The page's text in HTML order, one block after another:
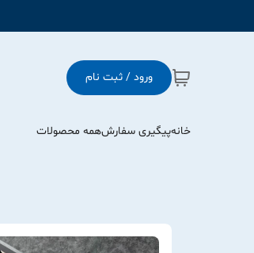
ورود / ثبت نام
خانهپیگیری سفارشهمه محصولات